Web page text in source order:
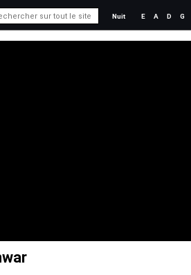
Nuit E A D G